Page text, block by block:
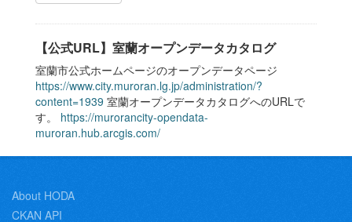
【公式URL】室蘭オープンデータカタログ
室蘭市公式ホームページのオープンデータページ
https://www.city.muroran.lg.jp/administration/?
content=1939 室蘭オープンデータカタログへのURLで
す。 https://murorancity-opendata-
muroran.hub.arcgis.com/
About HODA
CKAN API